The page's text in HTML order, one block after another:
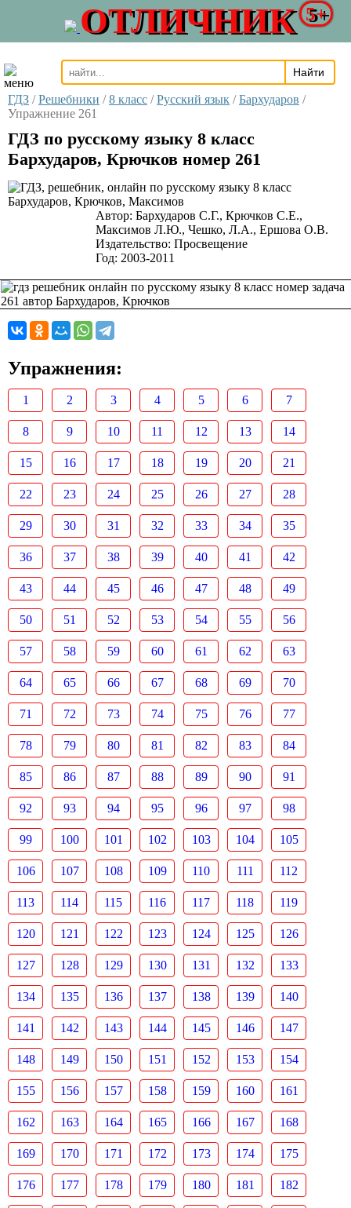
ОТЛИЧНИК 5+
ГДЗ / Решебники / 8 класс / Русский язык / Бархударов /
Упражнение 261
ГДЗ по русскому языку 8 класс
Бархударов, Крючков номер 261
Автор: Бархударов С.Г., Крючков С.Е.,
Максимов Л.Ю., Чешко, Л.А., Ершова О.В.
Издательство: Просвещение
Год: 2003-2011
Упражнения:
1 2 3 4 5 6 7
8 9 10 11 12 13 14
15 16 17 18 19 20 21
22 23 24 25 26 27 28
29 30 31 32 33 34 35
36 37 38 39 40 41 42
43 44 45 46 47 48 49
50 51 52 53 54 55 56
57 58 59 60 61 62 63
64 65 66 67 68 69 70
71 72 73 74 75 76 77
78 79 80 81 82 83 84
85 86 87 88 89 90 91
92 93 94 95 96 97 98
99 100 101 102 103 104 105
106 107 108 109 110 111 112
113 114 115 116 117 118 119
120 121 122 123 124 125 126
127 128 129 130 131 132 133
134 135 136 137 138 139 140
141 142 143 144 145 146 147
148 149 150 151 152 153 154
155 156 157 158 159 160 161
162 163 164 165 166 167 168
169 170 171 172 173 174 175
176 177 178 179 180 181 182